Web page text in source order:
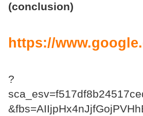
(conclusion)
https://
?